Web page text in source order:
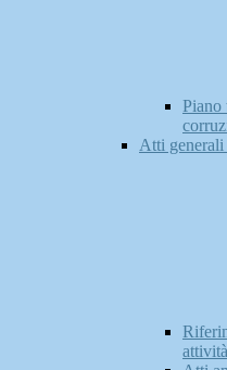
Piano
Atti generali
attività